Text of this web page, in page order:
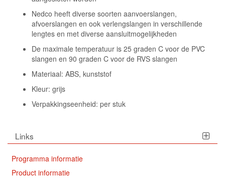
Nedco heeft diverse soorten aanvoerslangen,
afvoerslangen en ook verlengslangen in verschillende
lengtes en met diverse aansluitmogelijkheden
De maximale temperatuur is 25 graden C voor de PVC
slangen en 90 graden C voor de RVS slangen
Materiaal: ABS, kunststof
Kleur: grijs
Verpakkingseenheid: per stuk
Links
Programma informatie
Product informatie